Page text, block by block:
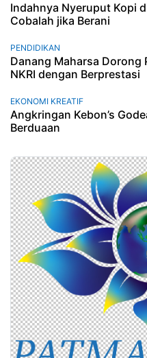
Indahnya Nyeruput Kopi
Cobalah jika Berani
PENDIDIKAN
Danang Maharsa Dorong
NKRI dengan Berprestasi
EKONOMI KREATIF
Angkringan Kebon’s
Berduaan